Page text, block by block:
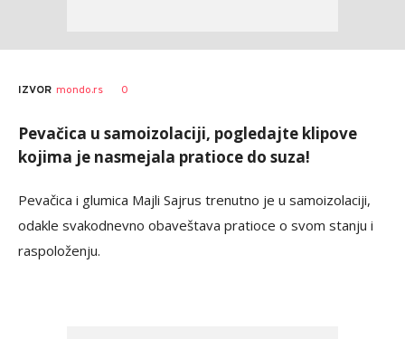
AUTOR Zimonjić
IZVOR mondo.rs 0
Pevačica u samoizolaciji, pogledajte klipove
kojima je nasmejala pratioce do suza!
Pevačica i glumica Majli Sajrus trenutno je u samoizolaciji,
odakle svakodnevno obaveštava pratioce o svom stanju i
raspoloženju.